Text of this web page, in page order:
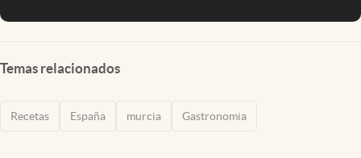
Temas relacionados
Recetas España murcia Gastronomia